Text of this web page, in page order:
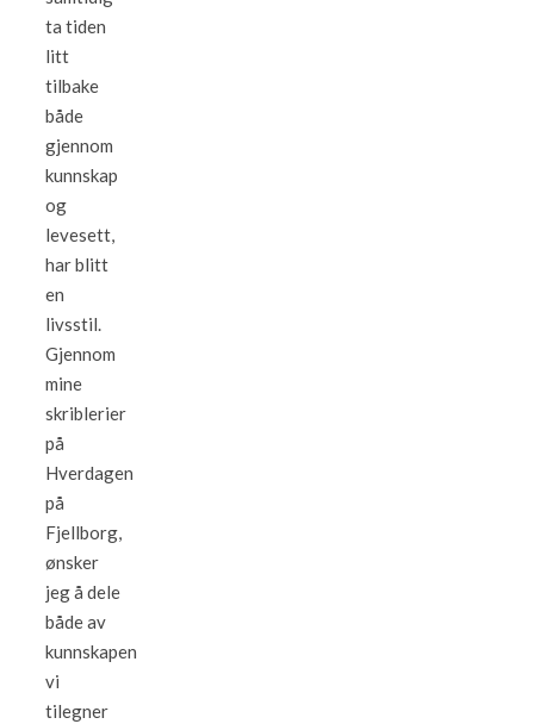
ta tiden
litt
tilbake
både
gjennom
kunnskap
og
levesett,
har blitt
en
livsstil.
Gjennom
mine
skriblerier
på
Hverdagen
på
Fjellborg,
ønsker
jeg å dele
både av
kunnskapen
vi
tilegner